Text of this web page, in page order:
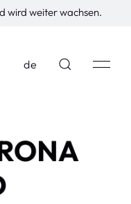
wird weiter wachsen.
de